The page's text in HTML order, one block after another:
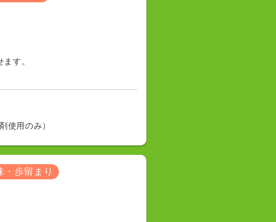
す。
使用のみ）
・歩留まり